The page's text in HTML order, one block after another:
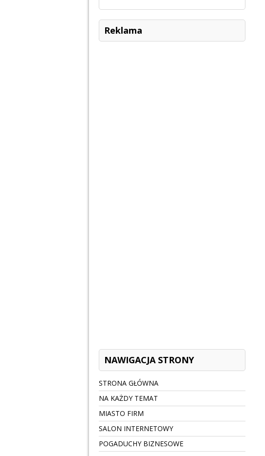
Reklama
NAWIGACJA STRONY
STRONA GŁÓWNA
NA KAŻDY TEMAT
MIASTO FIRM
SALON INTERNETOWY
POGADUCHY BIZNESOWE